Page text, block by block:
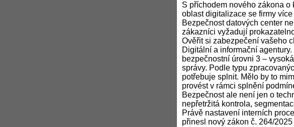
S příchodem nového zákona
oblast digitalizace se firmy
Bezpečnost datových center
zákazníci vyžadují
Ověřit si zabezpečení vašeho
Digitální a informační
bezpečnostní úrovni 3 –
správy. Podle typu
potřebuje splnit. Mělo by to
provést v rámci splnění
Bezpečnost ale není jen o
nepřetržitá kontrola,
Právě nastavení interních
přinesl nový zákon č. 264/2025